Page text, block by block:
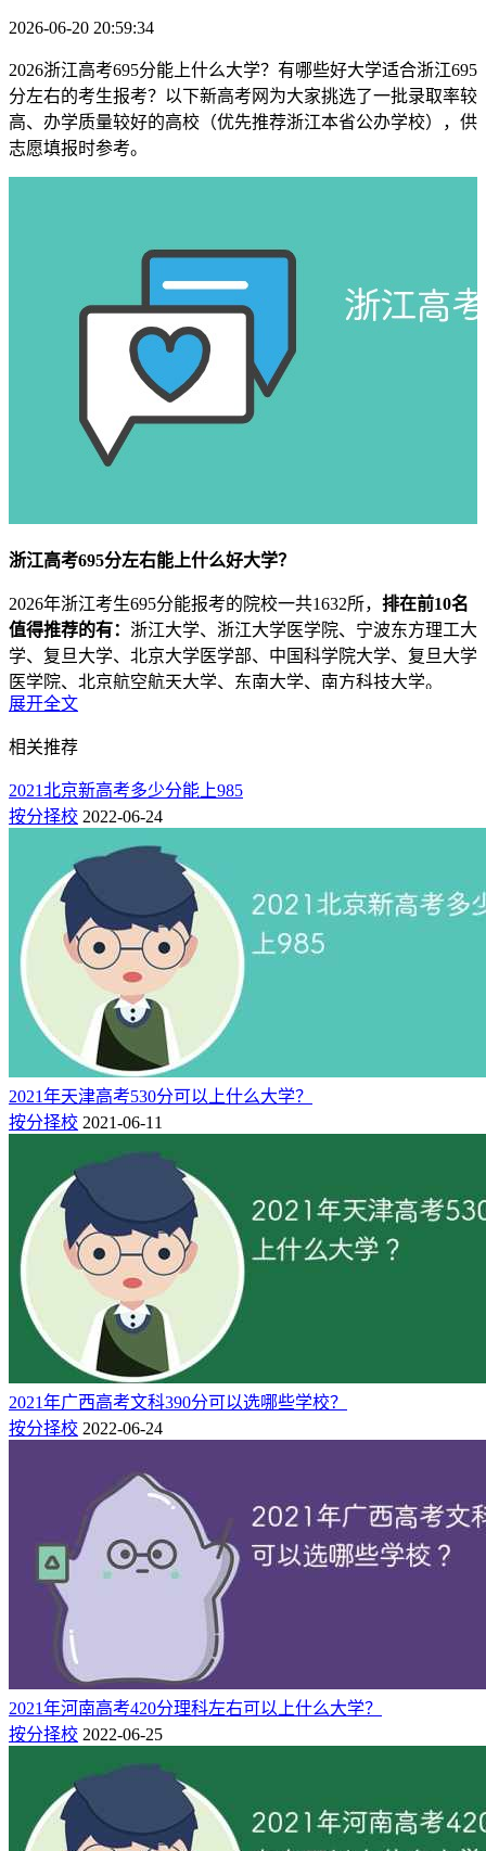
2026-06-20 20:59:34
2026浙江高考695分能上什么大学？有哪些好大学适合浙江695
分左右的考生报考？以下新高考网为大家挑选了一批录取率较
高、办学质量较好的高校（优先推荐浙江本省公办学校），供
志愿填报时参考。
浙江高考695分左右能上什么好大学？
2026年浙江考生695分能报考的院校一共1632所， 排在前10名
值得推荐的有： 浙江大学、浙江大学医学院、宁波东方理工大
学、复旦大学、北京大学医学部、中国科学院大学、复旦大学
医学院、北京航空航天大学、东南大学、南方科技大学。
1
浙江大学 公办
2
浙江大学医学院 公办 658 1段 保
7
宁波东方理工大学
2、浙江695分能上的好大学名单（省外推荐）
名次 院校名 办学类型 最低分
复旦大学
北京大学医学部 公办
中国科学院大学 公办
4
复旦大学医学院 公办 673 1段 稳
9
5
北京航空航天大学 公办 666
6
东南大学 公办 661 1段 保
15
南方科技大学
北京师范大学 公办 658 1段 保
22
电子科技大学 1段
19
10
中山大学 公办 656 1段 保
温馨提示：
以上参考的是浙江省教育考试院公布的2025年高考
招生录取数据，2026年“浙江高考695分可以上什么大学”，考
生可通过“
新高考网志愿模拟填报平台
测，一键获取“冲、稳、保”院校名单。
展开全文
相关推荐
2021北京新高考多少分能上985
按分择校 2022-06-24
2021年天津高考530分可以上什么大学？
按分择校 2021-06-11
2021年广西高考文科390分可以选哪些学校？
按分择校 2022-06-24
2021年河南高考420分理科左右可以上什么大学？
按分择校 2022-06-25